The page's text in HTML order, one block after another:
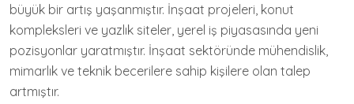
büyük bir artış yaşanmıştır. İnşaat projeleri, konut
kompleksleri ve yazlık siteler, yerel iş piyasasında yeni
pozisyonlar yaratmıştır. İnşaat sektöründe mühendislik,
mimarlık ve teknik becerilere sahip kişilere olan talep
artmıştır.